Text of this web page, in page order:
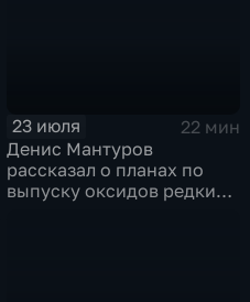
23 июля
22 мин
Денис Мантуров
рассказал о планах по
выпуску оксидов редких